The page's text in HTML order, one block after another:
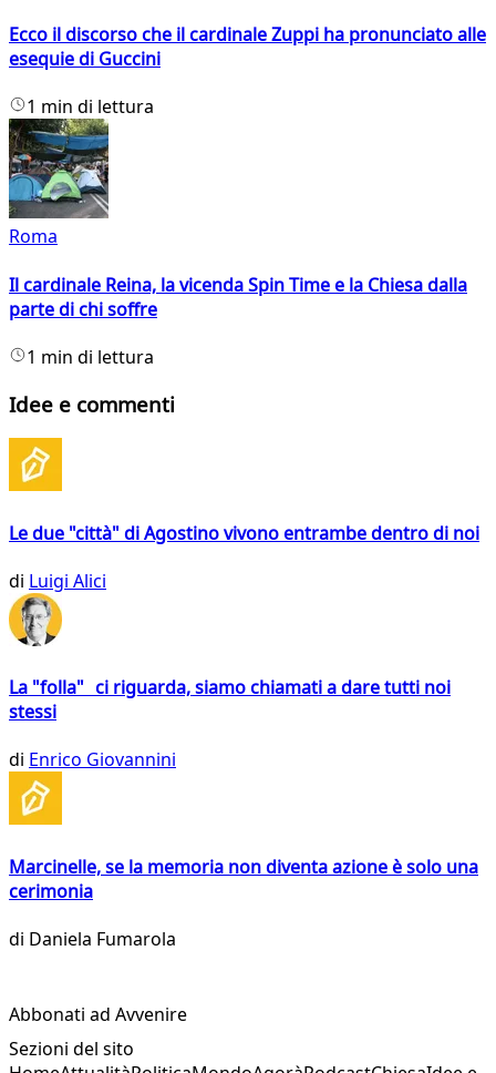
Ecco il discorso che il cardinale Zuppi ha pronunciato alle
esequie di Guccini
1 min di lettura
Roma
Il cardinale Reina, la vicenda Spin Time e la Chiesa dalla
parte di chi soffre
1 min di lettura
Idee e commenti
Le due "città" di Agostino vivono entrambe dentro di noi
di Luigi Alici
La "folla" ci riguarda, siamo chiamati a dare tutti noi
stessi
di Enrico Giovannini
Marcinelle, se la memoria non diventa azione è solo una
cerimonia
di Daniela Fumarola
Abbonati ad Avvenire
Sezioni del sito